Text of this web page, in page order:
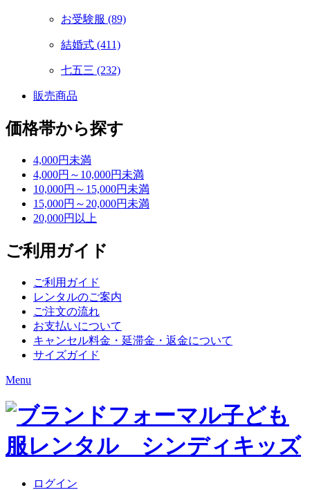
お受験服 (89)
結婚式 (411)
七五三 (232)
販売商品
価格帯から探す
4,000円未満
4,000円～10,000円未満
10,000円～15,000円未満
15,000円～20,000円未満
20,000円以上
ご利用ガイド
ご利用ガイド
レンタルのご案内
ご注文の流れ
お支払いについて
キャンセル料金・延滞金・返金について
サイズガイド
Menu
ログイン